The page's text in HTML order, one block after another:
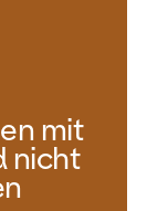
mit
nicht